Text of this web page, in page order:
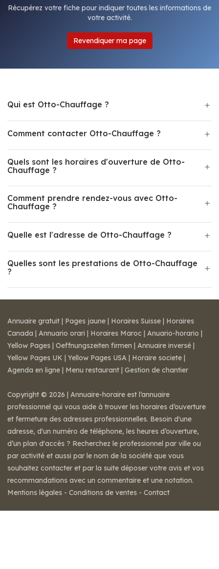
Récupérez votre fiche pour indiquer toutes les informations de
votre activité.
Revendiquer ma page
Qui est Otto-Chauffage ?
Comment contacter Otto-Chauffage ?
Quels sont les horaires d'ouverture de Otto-
Chauffage ?
Comment prendre rendez-vous avec Otto-
Chauffage ?
Quelle est l'adresse de Otto-Chauffage ?
Quelles sont les prestations de Otto-Chauffage
?
Annuaire gratuit | Pages jaune | Horaires Suisse | Horaires
Canada | Annuario orari | Horaires Maroc | Anuario-horario |
Yellow Pages | Oeffnungszeiten firmen | Annuaire inversé |
Yellow Pages UK | Yellow Pages USA | Horaire societe |
Agenda en ligne | Menu restaurant | Gestion de chantier
Copyright © 2026 | Annuaire-horaire est l’annuaire
professionnel qui vous aide à trouver les horaires d’ouverture
et fermeture des adresses professionnelles. Besoin d'une
adresse, d'un numéro de téléphone, les heures d’ouverture,
d’un plan d'accès ? Recherchez le professionnel par ville ou
par activité et aussi par le nom de la société que vous
souhaitez contacter et par la suite déposer votre avis et vos
recommandations avec un commentaire et une notation.
Mentions légales - Conditions de ventes - Contact